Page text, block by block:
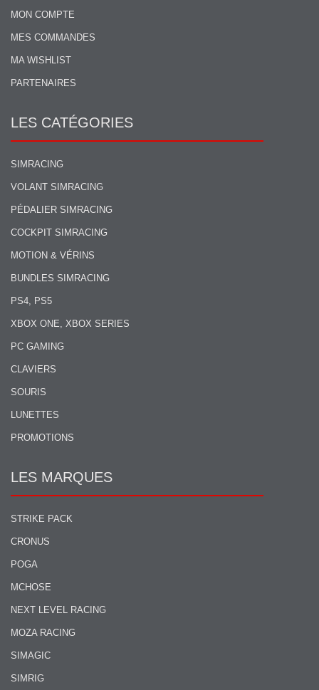
MON COMPTE
MES COMMANDES
MA WISHLIST
PARTENAIRES
LES CATÉGORIES
SIMRACING
VOLANT SIMRACING
PÉDALIER SIMRACING
COCKPIT SIMRACING
MOTION & VÉRINS
BUNDLES SIMRACING
PS4, PS5
XBOX ONE, XBOX SERIES
PC GAMING
CLAVIERS
SOURIS
LUNETTES
PROMOTIONS
LES MARQUES
STRIKE PACK
CRONUS
POGA
MCHOSE
NEXT LEVEL RACING
MOZA RACING
SIMAGIC
SIMRIG